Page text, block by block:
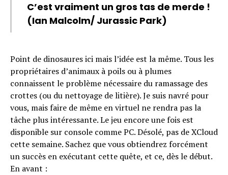
C’est vraiment un gros tas de merde !
(Ian Malcolm/ Jurassic Park)
Point de dinosaures ici mais l’idée est la même. Tous les
propriétaires d’animaux à poils ou à plumes
connaissent le problème nécessaire du ramassage des
crottes (ou du nettoyage de litière). Je suis navré pour
vous, mais faire de même en virtuel ne rendra pas la
tâche plus intéressante. Le jeu encore une fois est
disponible sur console comme PC. Désolé, pas de XCloud
cette semaine. Sachez que vous obtiendrez forcément
un succès en exécutant cette quête, et ce, dès le début.
En avant :
Whatsapp
Email